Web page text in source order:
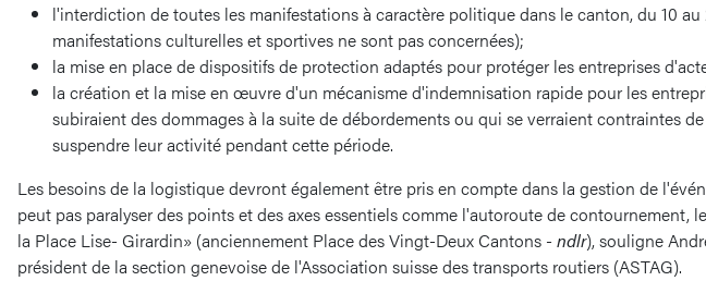
l'interdiction de toutes les manifestations à caractère politique dans le canton, du 10 au
manifestations culturelles et sportives ne sont pas concernées);
la mise en place de dispositifs de protection adaptés pour protéger les entreprises
la création et la mise en œuvre d'un mécanisme d'indemnisation rapide pour les
subiraient des dommages à la suite de débordements ou qui se verraient contraintes
suspendre leur activité pendant cette période.
Les besoins de la logistique devront également être pris en compte dans la gestion de
peut pas paralyser des points et des axes essentiels comme l'autoroute de contournement,
la Place Lise- Girardin» (anciennement Place des Vingt-Deux Cantons - ndlr), souligne
président de la section genevoise de l'Association suisse des transports routiers (ASTAG).